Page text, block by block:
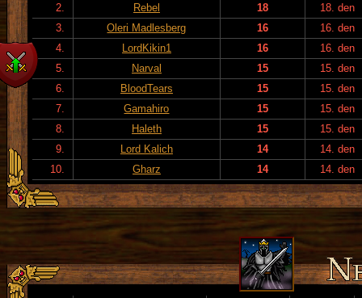
2.
Rebel 18
18. den
3.
Oleri Madlesberg 16
16. den
4.
LordKikin1 16
16. den
5.
Narval 15
15. den
6.
BloodTears 15
15. den
7.
Gamahiro 15
15. den
8.
Haleth 15
15. den
9.
Lord Kalich 14
14. den
10.
Gharz 14 14. den